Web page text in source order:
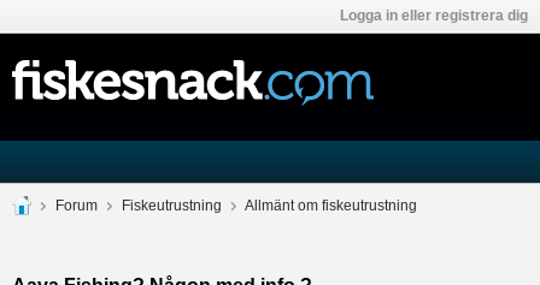
Logga in eller registrera dig
Forum Fiskeutrustning Allmänt om fiskeutrustning